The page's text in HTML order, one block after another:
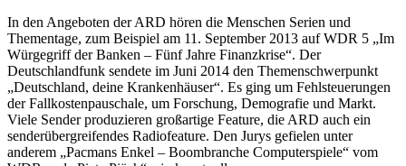
In den Angeboten der ARD hören die Menschen Serien und
Thementage, zum Beispiel am 11. September 2013 auf WDR 5 „Im
Würgegriff der Banken – Fünf Jahre Finanzkrise“. Der
Deutschlandfunk sendete im Juni 2014 den Themenschwerpunkt
„Deutschland, deine Krankenhäuser“. Es ging um Fehlsteuerungen
der Fallkostenpauschale, um Forschung, Demografie und Markt.
Viele Sender produzieren großartige Feature, die ARD auch ein
senderübergreifendes Radiofeature. Den Jurys gefielen unter
anderem „Pacmans Enkel – Boombranche Computerspiele“ vom